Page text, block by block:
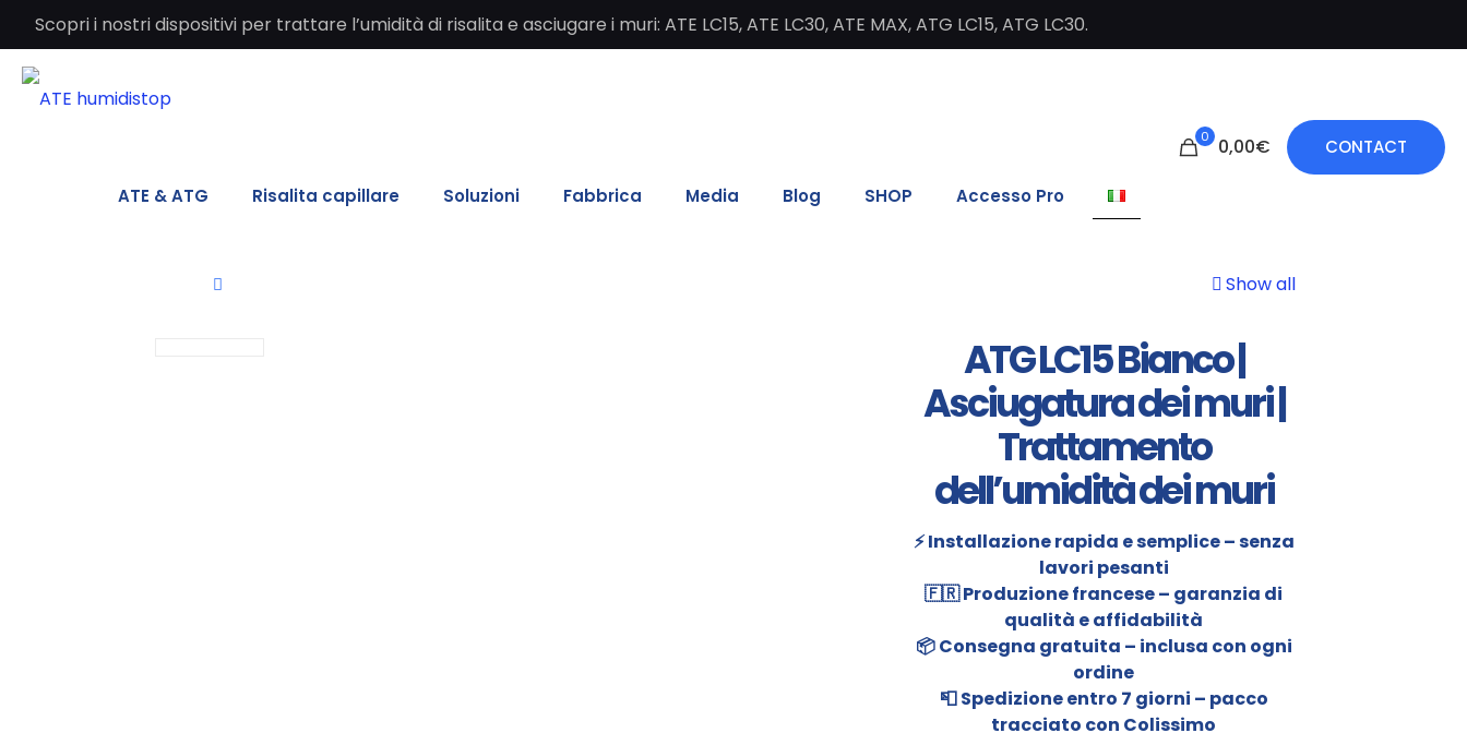
Scopri i nostri dispositivi per trattare l’umidità di risalita e asciugare i muri: ATE LC15, ATE LC30, ATE MAX, ATG LC15, ATG LC30.
ATE & ATG Risalita capillare Soluzioni Fabbrica Media Blog SHOP Accesso Pro
0 0,00€ CONTACT
Show all
ATG LC15 Bianco |
Asciugatura dei muri |
Trattamento
dell’umidità dei muri
⚡ Installazione rapida e semplice – senza
lavori pesanti
🇫🇷 Produzione francese – garanzia di
qualità e affidabilità
📦 Consegna gratuita – inclusa con ogni
ordine
📮 Spedizione entro 7 giorni – pacco
tracciato con Colissimo